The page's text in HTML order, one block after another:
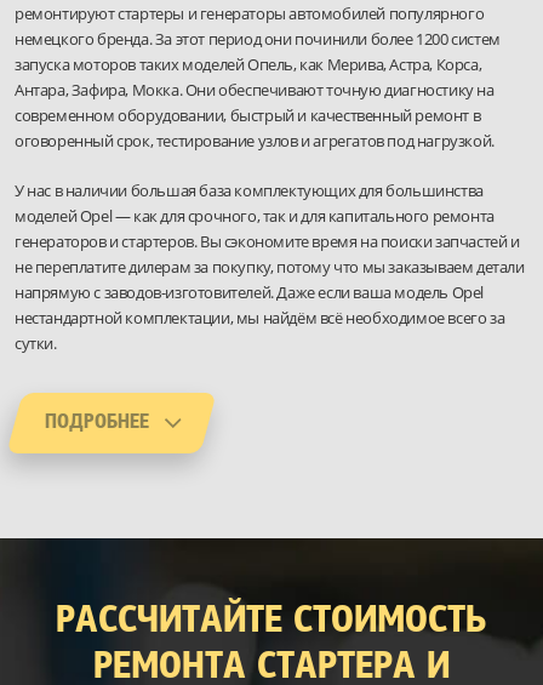
ремонтируют стартеры и генераторы автомобилей популярного
немецкого бренда. За этот период они починили более 1200 систем
запуска моторов таких моделей Опель, как Мерива, Астра, Корса,
Антара, Зафира, Мокка. Они обеспечивают точную диагностику на
современном оборудовании, быстрый и качественный ремонт в
оговоренный срок, тестирование узлов и агрегатов под нагрузкой.
У нас в наличии большая база комплектующих для большинства
моделей Opel — как для срочного, так и для капитального ремонта
генераторов и стартеров. Вы сэкономите время на поиски запчастей и
не переплатите дилерам за покупку, потому что мы заказываем детали
напрямую с заводов-изготовителей. Даже если ваша модель Opel
нестандартной комплектации, мы найдём всё необходимое всего за
сутки.
ПОДРОБНЕЕ
РАССЧИТАЙТЕ СТОИМОСТЬ
РЕМОНТА СТАРТЕРА И